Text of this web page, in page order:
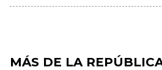
MÁS DE LA